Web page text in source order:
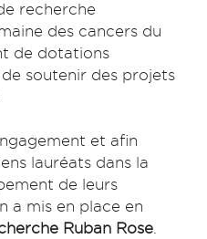
recherche
des cancers du
de dotations
soutenir des projets
et afin
lauréats dans la
de leurs
a mis en place en
Ruban Rose